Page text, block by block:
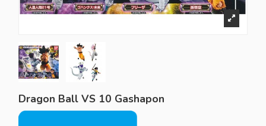
Dragon Ball VS 10 Gashapon